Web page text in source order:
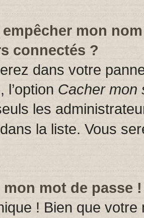
mon
connectés ?
dans votre
l’option Cacher mon
les
la liste. Vous
mon mot de passe !
! Bien que